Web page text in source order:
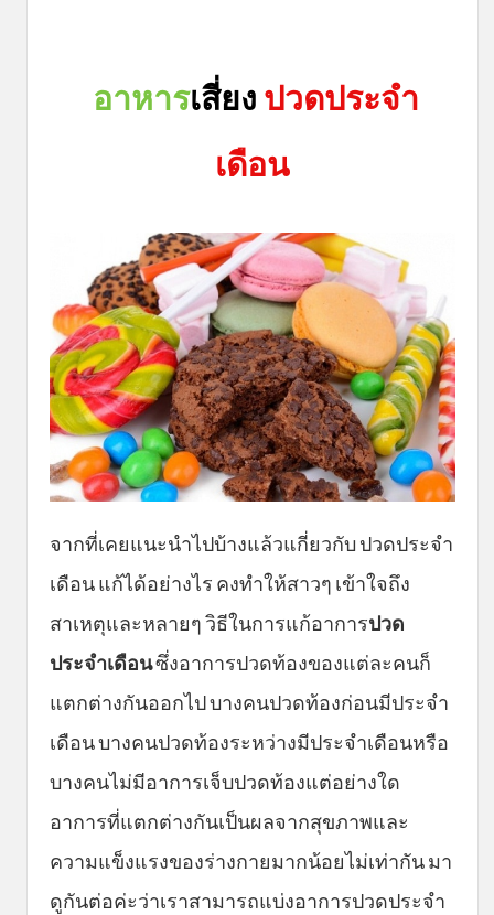
อาหารเสี่ยง ปวดประจำ
เดือน
จากที่เคยแนะนำไปบ้างแล้วแกี่ยวกับ ปวดประจำ
เดือน แก้ได้อย่างไร คงทำให้สาวๆ เข้าใจถึง
สาเหตุและหลายๆ วิธีในการแก้อาการปวด
ประจำเดือนซึ่งอาการปวดท้องของแต่ละคนก็
แตกต่างกันออกไป บางคนปวดท้องก่อนมีประจำ
เดือน บางคนปวดท้องระหว่างมีประจำเดือนหรือ
บางคนไม่มีอาการเจ็บปวดท้องแต่อย่างใด
อาการที่แตกต่างกันเป็นผลจากสุขภาพและ
ความแข็งแรงของร่างกายมากน้อยไม่เท่ากัน มา
ดูกันต่อค่ะว่าเราสามารถแบ่งอาการปวดประจำ